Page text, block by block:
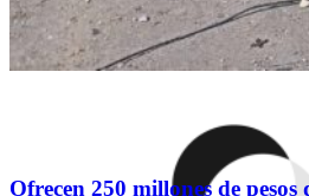
Ofrecen 250 millones de pesos